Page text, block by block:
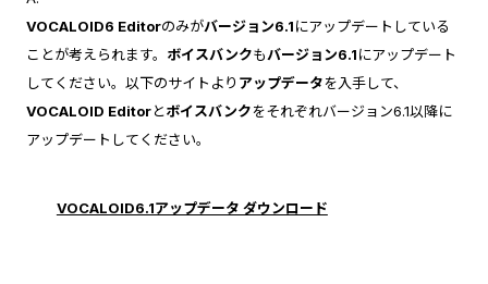
VOCALOID6 Editorのみがバージョン6.1にアップデートしている
ことが考えられます。 ボイスバンクもバージョン6.1にアップデート
してください。以下のサイトより アップデータを入手して、
VOCALOID Editorとボイスバンクをそれぞれバージョン6.1以降に
アップデートしてください。
VOCALOID6.1アップデータ ダウンロード